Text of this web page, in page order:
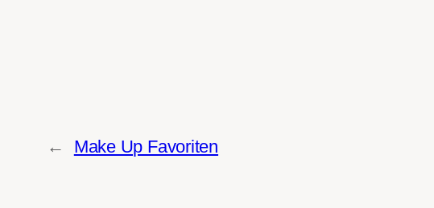
← Make Up Favoriten